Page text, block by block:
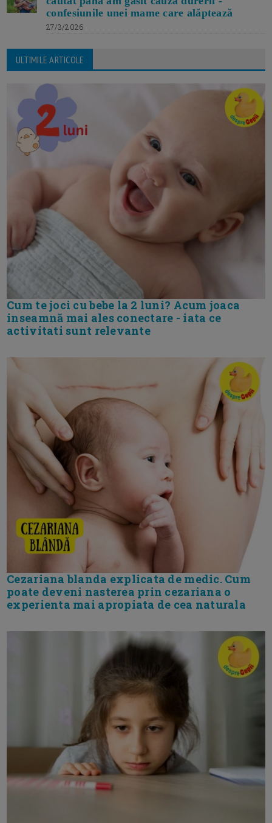
confesiunile unei mame care alăptează
27/3/2026
ULTIMILE ARTICOLE
Cum te joci cu bebe la 2 luni? Acum joaca
inseamnă mai ales conectare - iata ce
activitati sunt relevante
Cezariana blanda explicata de medic. Cum
poate deveni nasterea prin cezariana o
experienta mai apropiata de cea naturala